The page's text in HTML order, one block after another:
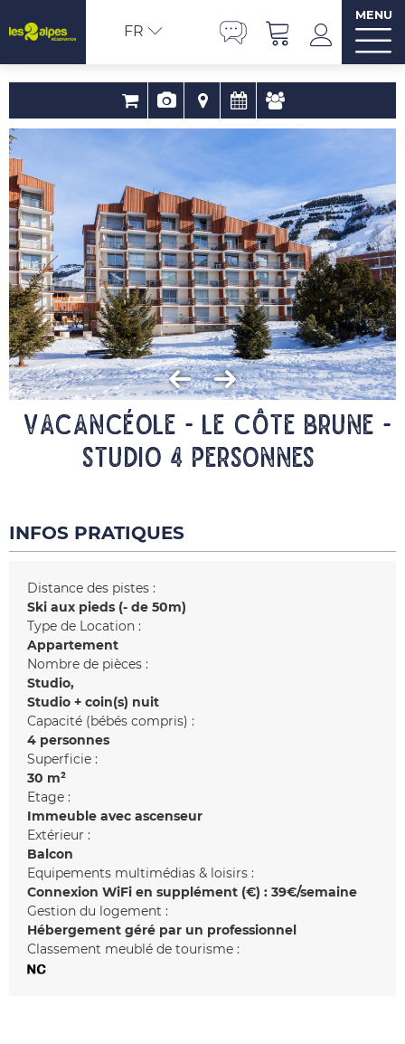
FR
MENU
Vacancéole - Le Côte Brune -
Studio 4 personnes
INFOS PRATIQUES
Distance des pistes :
Ski aux pieds (- de 50m)
Type de Location :
Appartement
Nombre de pièces :
Studio
Studio + coin(s) nuit
Capacité (bébés compris) :
4 personnes
Superficie :
30 m²
Etage :
Immeuble avec ascenseur
Extérieur :
Balcon
Equipements multimédias & loisirs :
Connexion WiFi en supplément (€) : 39€/semaine
Gestion du logement :
Hébergement géré par un professionnel
Classement meublé de tourisme :